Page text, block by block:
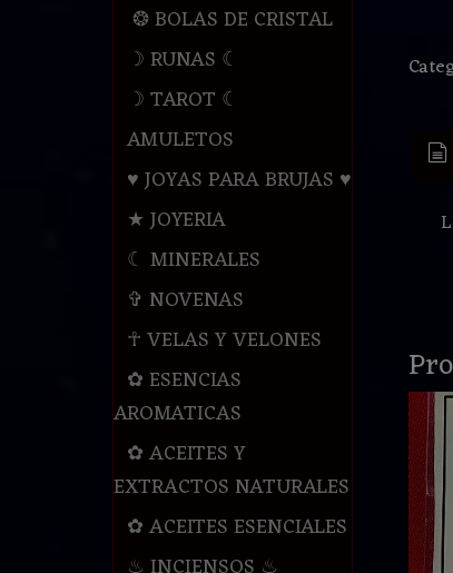
❂ BOLAS DE CRISTAL
☽ RUNAS ☾
☽ TAROT ☾
AMULETOS
♥ JOYAS PARA BRUJAS ♥
★ JOYERIA
☾ MINERALES
✞ NOVENAS
☥ VELAS Y VELONES
✿ ESENCIAS
AROMATICAS
✿ ACEITES Y
EXTRACTOS NATURALES
✿ ACEITES ESENCIALES